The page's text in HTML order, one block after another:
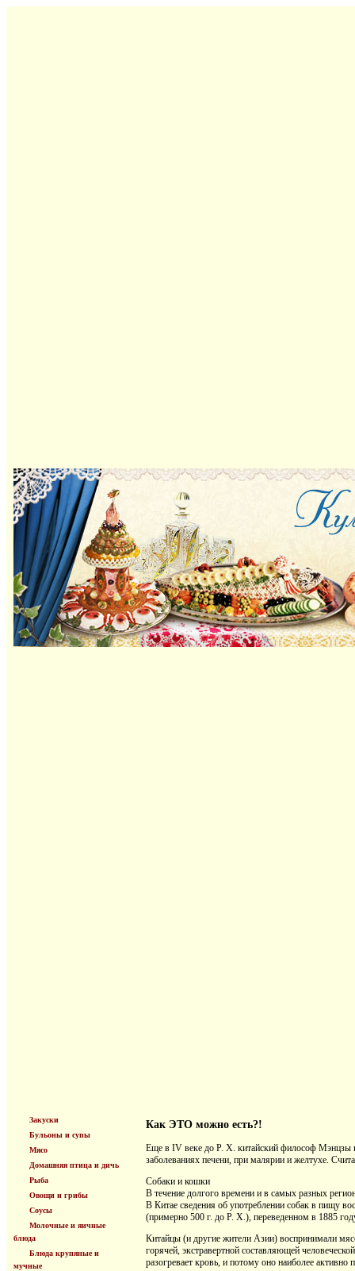
Закуски
Бульоны и супы
Мясо
Домашняя птица и дичь
Рыба
Овощи и грибы
Соусы
Молочные и яичные
блюда
Блюда крупяные и
мучные
Как ЭТО можно есть?!
Еще в IV веке до Р. X. китайский философ Мэнцзы
заболеваниях печени, при малярии и желтухе.
Собаки и кошки
В течение долгого времени и в самых разных
В Китае сведения об употреблении собак в пищу
(примерно 500 г. до Р. X.), переведенном в 1885
Китайцы (и другие жители Азии) воспринимали
горячей, экстравертной составляющей
разогревает кровь, и потому оно наиболее